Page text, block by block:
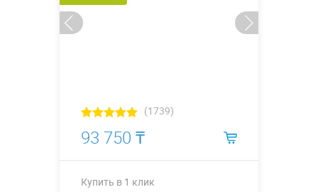
(1739)
93 750 ₸
Купить в 1 клик